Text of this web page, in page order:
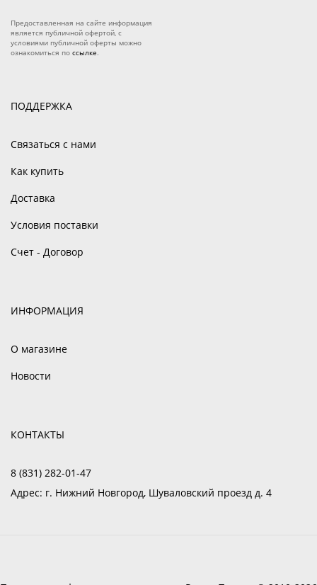
Предоставленная на сайте информация
является публичной офертой, с
условиями публичной оферты можно
ознакомиться по ссылке.
ПОДДЕРЖКА
Связаться с нами
Как купить
Доставка
Условия поставки
Счет - Договор
ИНФОРМАЦИЯ
О магазине
Новости
КОНТАКТЫ
8 (831) 282-01-47
Адрес: г. Нижний Новгород, Шуваловский проезд д. 4